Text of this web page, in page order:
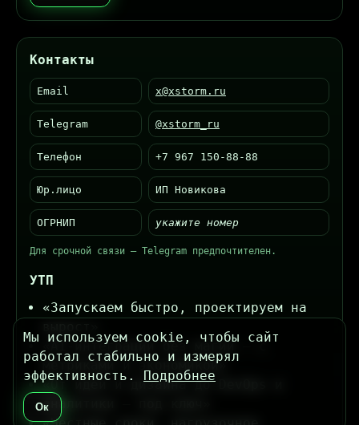
Контакты
Email x@xstorm.ru
Telegram @xstorm_ru
Телефон +7 967 150‑88‑88
Юр.лицо ИП Новикова
ОГРНИП укажите номер
Для срочной связи — Telegram предпочтителен.
УТП
«Запускаем быстро, проектируем на
«AI‑интеграции без магии — с
метриками и экономикой»
«От идеи и дизайна до DevOps и
аналитики — под ключ»
Мы используем cookie, чтобы сайт
работал стабильно и измерял
эффективность. Подробнее
Ок